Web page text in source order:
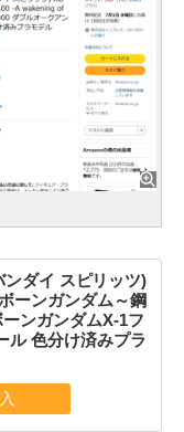
ダイ スピリッツ)
ーンガンダム～鋼
ンガンダムX-1フ
ル 色分け済みプラ